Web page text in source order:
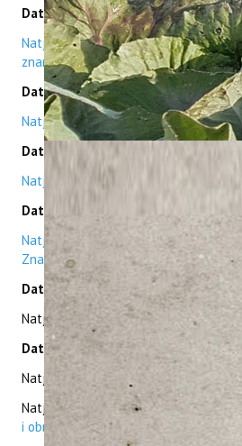
Datum: 05.09.2025.
Natječaj za radno mjesto: Stručni
znanosti i visokog obrazovanja
Datum: 08.08.2025.
Natječaj za radna mjesta: Asistent (4
Datum: 17.07.2025.
Natječaj za radno mjesto: Laborant -
Datum: 11.07.2025.
Natječaji za radna mjesta:
Znanstveni suradnik (2)
Datum: 04.06.2025.
Natječaj za radno mjesto:
Datum: 02.06.2025.
Natječaj za radno mjesto:
Natječaj za radno mjesto: Stručni
i obrazovanja